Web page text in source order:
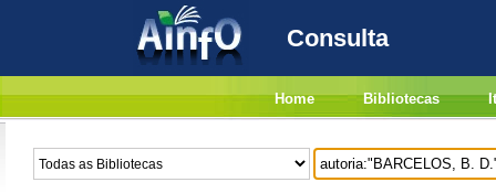
Consulta
Home Bibliotecas